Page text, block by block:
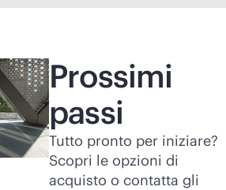
Prossimi
passi
Tutto pronto per iniziare?
Scopri le opzioni di
acquisto o contatta gli